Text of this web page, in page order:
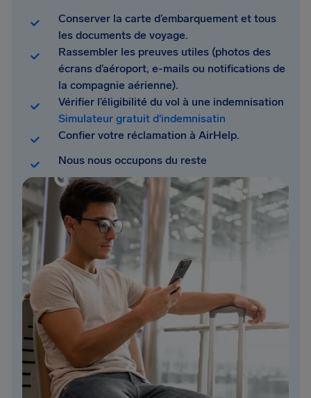
Conserver la carte d’embarquement et tous
les documents de voyage.
Rassembler les preuves utiles (photos des
écrans d’aéroport, e-mails ou notifications de
la compagnie aérienne).
Vérifier l’éligibilité du vol à une indemnisation
Simulateur gratuit d'indemnisatin
Confier votre réclamation à AirHelp.
Nous nous occupons du reste